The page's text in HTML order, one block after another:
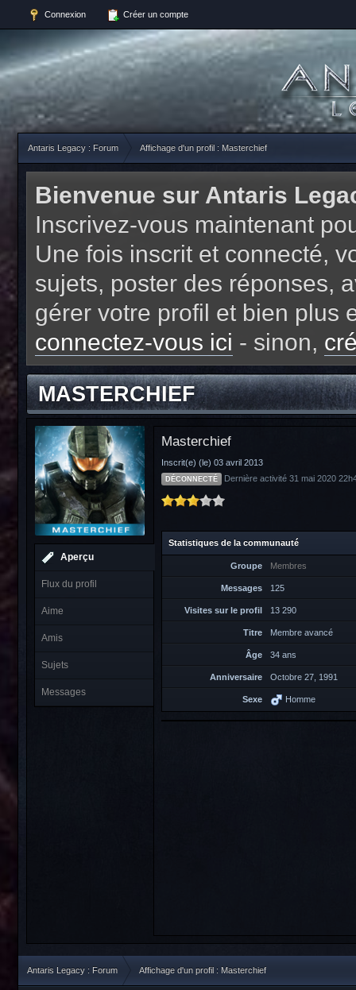
Connexion Créer un compte
Antaris Legacy : Forum Affichage d'un profil : Masterchief
Bienvenue sur Antaris
Inscrivez-vous maintenant
Une fois inscrit et connecté,
sujets, poster des réponses,
gérer votre profil et bien plus
connectez-vous ici - sinon,
MASTERCHIEF
Aperçu
Flux du profil
Aime
Amis
Sujets
Messages
Masterchief
Inscrit(e) (le) 03 avril 2013
DÉCONNECTÉ Dernière activité 31 mai 2020
Statistiques de la communauté
Groupe Membres
Messages 125
Visites sur le profil 13 290
Titre Membre avancé
Âge 34 ans
Anniversaire Octobre 27, 1991
Sexe Homme
Antaris Legacy : Forum Affichage d'un profil : Masterchief